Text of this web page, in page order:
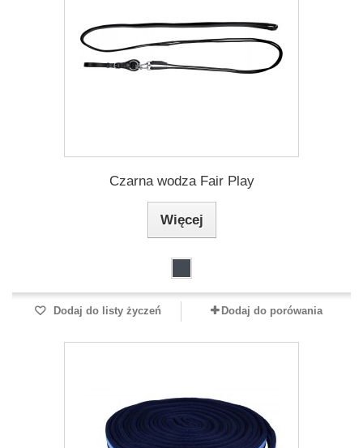
Czarna wodza Fair Play
Więcej
Dodaj do listy życzeń Dodaj do porówania